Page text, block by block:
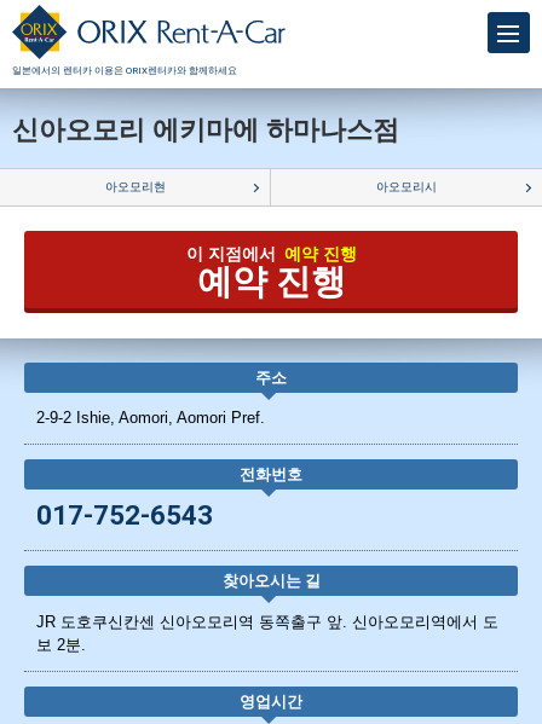
일본에서의 렌터카 이용은 ORIX렌터카와 함께하세요
신아오모리 에키마에 하마나스점
아오모리현 아오모리시
이 지점에서 예약 진행
예약 진행
주소
2-9-2 Ishie, Aomori, Aomori Pref.
전화번호
017-752-6543
찾아오시는 길
JR 도호쿠신칸센 신아오모리역 동쪽출구 앞. 신아오모리역에서 도
보 2분.
영업시간